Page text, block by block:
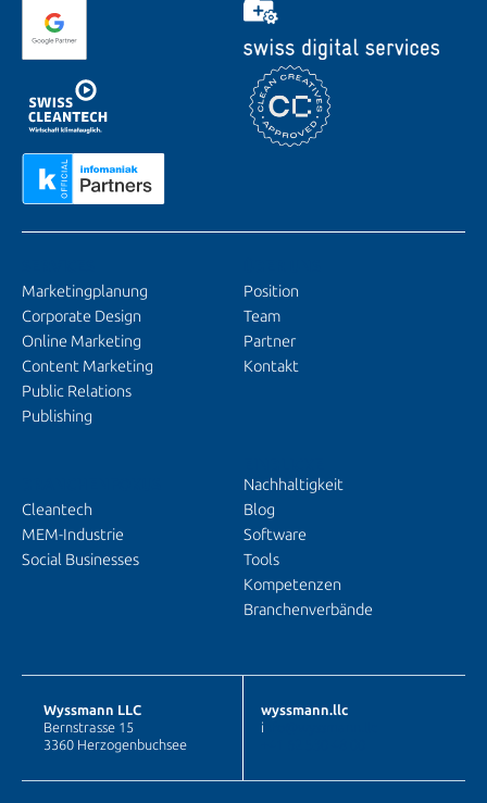
Marketingplanung
Corporate Design
Online Marketing
Content Marketing
Public Relations
Publishing
Cleantech
MEM-Industrie
Social Businesses
Position
Team
Partner
Kontakt
Nachhaltigkeit
Blog
Software
Tools
Kompetenzen
Branchenverbände
Wyssmann LLC
Bernstrasse 15
3360 Herzogenbuchsee
wyssmann.llc
i